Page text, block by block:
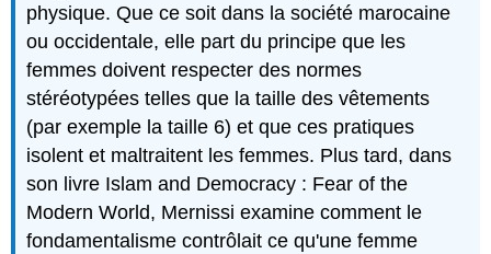
physique. Que ce soit dans la société marocaine
ou occidentale, elle part du principe que les
femmes doivent respecter des normes
stéréotypées telles que la taille des vêtements
(par exemple la taille 6) et que ces pratiques
isolent et maltraitent les femmes. Plus tard, dans
son livre Islam and Democracy : Fear of the
Modern World, Mernissi examine comment le
fondamentalisme contrôlait ce qu'une femme